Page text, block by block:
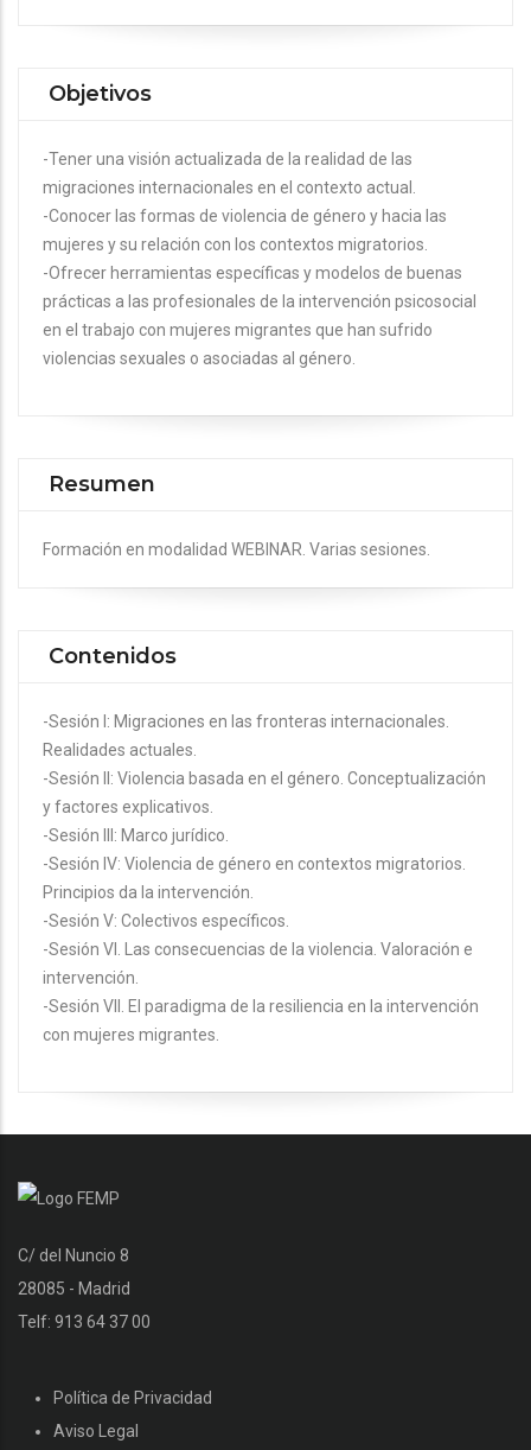
Objetivos
-Tener una visión actualizada de la realidad de las
migraciones internacionales en el contexto actual.
-Conocer las formas de violencia de género y hacia las
mujeres y su relación con los contextos migratorios.
-Ofrecer herramientas específicas y modelos de buenas
prácticas a las profesionales de la intervención psicosocial
en el trabajo con mujeres migrantes que han sufrido
violencias sexuales o asociadas al género.
Resumen
Formación en modalidad WEBINAR. Varias sesiones.
Contenidos
-Sesión I: Migraciones en las fronteras internacionales.
Realidades actuales.
-Sesión II: Violencia basada en el género. Conceptualización
y factores explicativos.
-Sesión III: Marco jurídico.
-Sesión IV: Violencia de género en contextos migratorios.
Principios da la intervención.
-Sesión V: Colectivos específicos.
-Sesión VI. Las consecuencias de la violencia. Valoración e
intervención.
-Sesión VII. El paradigma de la resiliencia en la intervención
con mujeres migrantes.
C/ del Nuncio 8
28085 - Madrid
Telf: 913 64 37 00
Política de Privacidad
Aviso Legal